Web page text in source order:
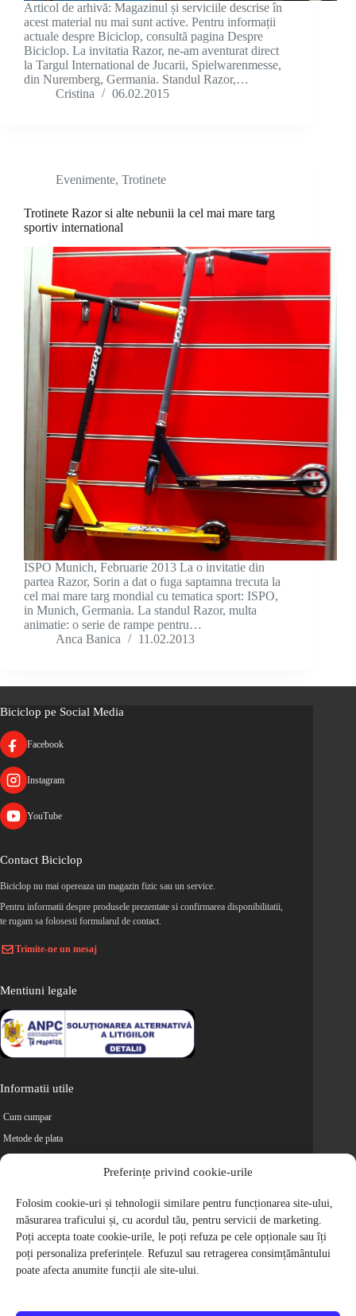
Preferințe privind cookie-urile
Folosim cookie-uri și tehnologii similare pentru funcționarea site-ului,
măsurarea traficului și, cu acordul tău, pentru servicii de marketing.
Poți accepta toate cookie-urile, le poți refuza pe cele opționale sau îți
poți personaliza preferințele. Refuzul sau retragerea consimțământului
poate afecta anumite funcții ale site-ului.
Articol de arhivă: Magazinul și serviciile descrise în
acest material nu mai sunt active. Pentru informații
actuale despre Biciclop, consultă pagina Despre
Biciclop. La invitatia Razor, ne-am aventurat direct
la Targul International de Jucarii, Spielwarenmesse,
din Nuremberg, Germania. Standul Razor,…
Cristina
06.02.2015
Evenimente, Trotinete
Trotinete Razor si alte nebunii la cel mai mare targ
sportiv international
ISPO Munich, Februarie 2013 La o invitatie din
partea Razor, Sorin a dat o fuga saptamna trecuta la
cel mai mare targ mondial cu tematica sport: ISPO,
in Munich, Germania. La standul Razor, multa
animatie: o serie de rampe pentru…
Anca Banica
11.02.2013
Biciclop pe Social Media
Facebook
Instagram
YouTube
Contact Biciclop
Biciclop nu mai opereaza un magazin fizic sau un service.
Pentru informatii despre produsele prezentate si confirmarea disponibilitatii,
te rugam sa folosesti formularul de contact.
Trimite-ne un mesaj
Mentiuni legale
Informatii utile
Cum cumpar
Metode de plata
Retur
Cariere
Politica de Confidentialitate
Politica de cookie-uri